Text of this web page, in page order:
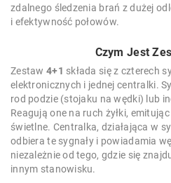
zdalnego śledzenia brań z dużej
i efektywność połowów.
Czym Jest
Zestaw 4+1 składa się z czterech
elektronicznych i jednej centralki.
rod podzie (stojaku na wędki) lub
Reagują one na ruch żyłki,
świetlne. Centralka, działająca w
odbiera te sygnały i powiadamia
niezależnie od tego, gdzie się
innym stanowisku.